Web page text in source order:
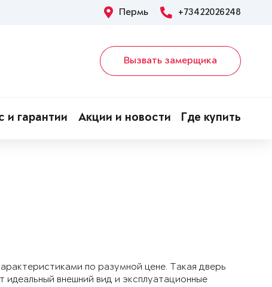
Пермь +73422026248
Вызвать замерщика
и гарантии Акции и новости Где купить
по разумной цене. Такая дверь
внешний вид и эксплуатационные